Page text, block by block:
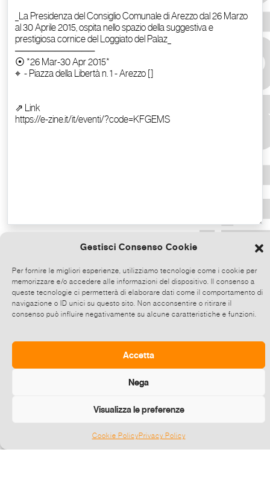
Gestisci Consenso Cookie
Per fornire le migliori esperienze, utilizziamo tecnologie come i cookie per
memorizzare e/o accedere alle informazioni del dispositivo. Il consenso a
queste tecnologie ci permetterà di elaborare dati come il comportamento di
navigazione o ID unici su questo sito. Non acconsentire o ritirare il
consenso può influire negativamente su alcune caratteristiche e funzioni.
Accetta
Nega
Visualizza le preferenze
Cookie PolicyPrivacy Policy
Copia il testo
Condividi direttamente su Whatsapp,
clicca e poi scegli fino a 5 contatti alla
volta con cui condividere questo evento.
Invia